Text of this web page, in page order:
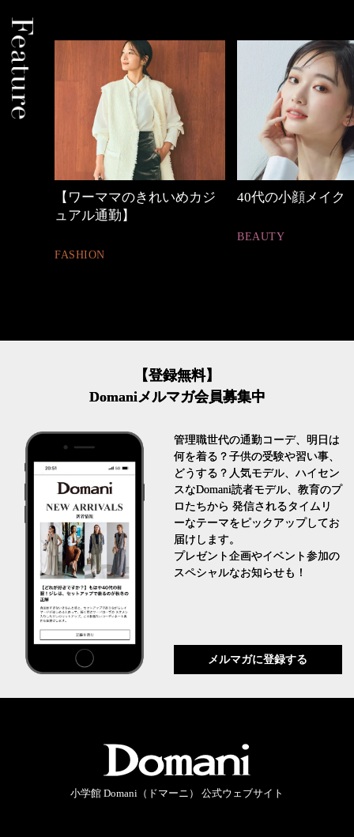
ーママのきれいめカジ
ル通勤】
40代の小顔メイク
【登録無料】
Domaniメルマガ会員募集中
管理職世代の通勤コーデ、明日は
何を着る？子供の受験や習い事、
どうする？人気モデル、ハイセン
スなDomani読者モデル、教育のプ
ロたちから 発信されるタイムリ
ーなテーマをピックアップしてお
届けします。
プレゼント企画やイベント参加の
スペシャルなお知らせも！
メルマガに登録する
小学館 Domani（ドマーニ） 公式ウェブサイト